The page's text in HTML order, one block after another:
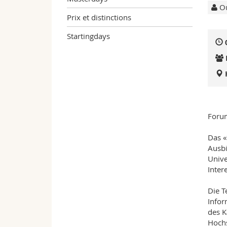
Prix et distinctions
Startingdays
Das
Die
des